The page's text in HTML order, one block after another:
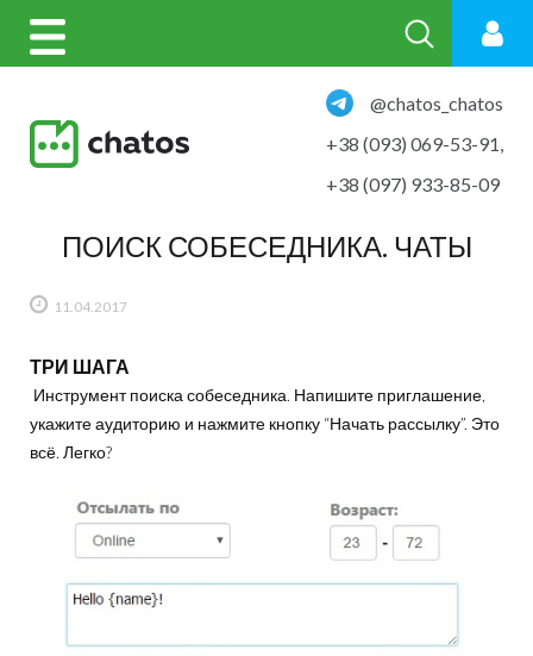
@chatos_chatos
+38 (093) 069-53-91,
+38 (097) 933-85-09
ПОИСК СОБЕСЕДНИКА. ЧАТЫ
11.04.2017
ТРИ ШАГА
Инструмент поиска собеседника. Напишите приглашение,
укажите аудиторию и нажмите кнопку “Начать рассылку”. Это
всё. Легко?